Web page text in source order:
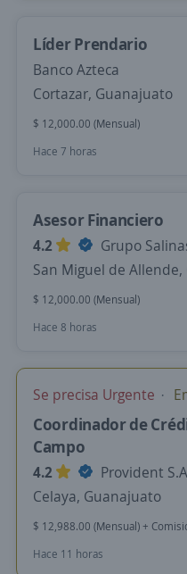
Líder Prendario
Banco Azteca
Cortazar, Guanajuato
$ 12,000.00 (Mensual)
Hace 7 horas
Asesor Financiero
4.2
Grupo
San Miguel de
$ 12,000.00 (Mensual)
Hace 8 horas
Se precisa Urgente
Coordinador de
Campo
4.2
Provident S.A
Celaya, Guanajuato
$ 12,988.00 (Mensual) +
Hace 11 horas